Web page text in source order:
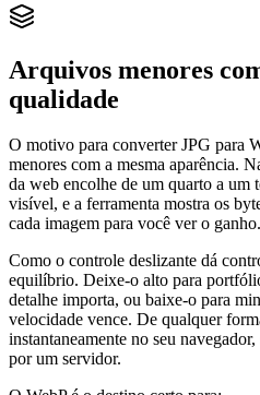
Arquivos menores
qualidade
O motivo para converter JPG para
menores com a mesma aparência.
da web encolhe de um quarto a um
visível, e a ferramenta mostra os
cada imagem para você ver o ganho.
Como o controle deslizante dá
equilíbrio. Deixe-o alto para
detalhe importa, ou baixe-o para
velocidade vence. De qualquer
instantaneamente no seu
por um servidor.